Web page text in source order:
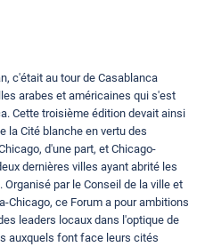
c'était au tour de Casablanca
arabes et américaines qui s'est
Cette troisième édition devait ainsi
la Cité blanche en vertu des
d'une part, et Chicago-
dernières villes ayant abrité les
par le Conseil de la ville et
Chicago, ce Forum a pour ambitions
leaders locaux dans l'optique de
auxquels font face leurs cités